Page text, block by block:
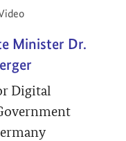
Minister Dr.
Digital